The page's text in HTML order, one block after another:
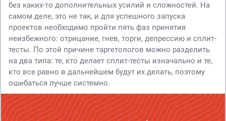
без каких-то дополнительных усилий и сложностей. На
самом деле, это не так, и для успешного запуска
проектов необходимо пройти пять фаз принятия
неизбежного: отрицание, гнев, торги, депрессию и сплит-
тесты. По этой причине таргетологов можно разделить
на два типа: те, кто делает сплит-тесты изначально и те,
кто все равно в дальнейшем будут их делать, поэтому
ошибаться лучше системно.